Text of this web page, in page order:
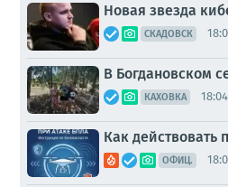
Новая звезда
СКАДОВСК
В Богдановском
КАХОВКА 18:04
Как действовать
ОФИЦ.